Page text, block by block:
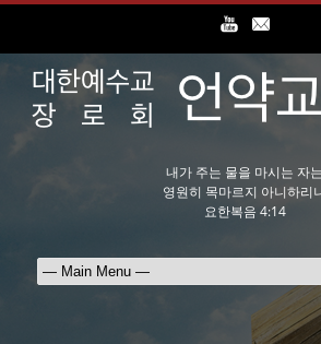
내가 주는 물을 마시는 자는
영원히 목마르지 아니하리
요한복음 4:14